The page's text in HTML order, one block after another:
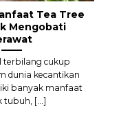
Tea Tree
Mengobati
terbilang cukup
dunia kecantikan
banyak manfaat
tubuh, [...]